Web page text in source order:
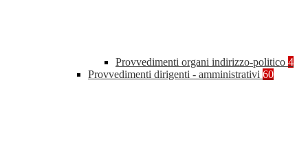
Provvedimenti organi indirizzo-politico 4
Provvedimenti dirigenti - amministrativi 60